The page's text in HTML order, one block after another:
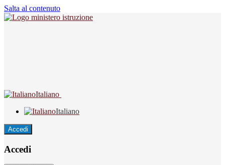
Salta al contenuto
Italiano
Italiano
Accedi
Accedi